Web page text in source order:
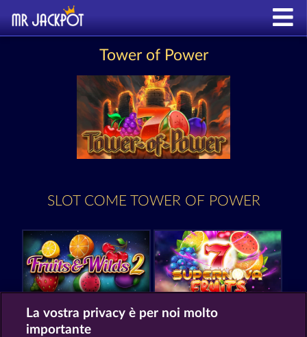
Tower of Power
SLOT COME TOWER OF POWER
Fruits & Wilds 2 7 Supernova Fruits New Limits
La vostra privacy è per noi molto
importante